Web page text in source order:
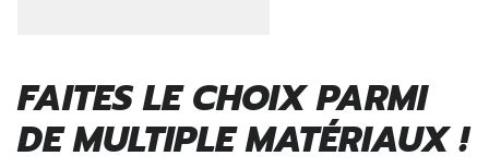
FAITES LE CHOIX PARMI
DE MULTIPLE MATÉRIAUX !